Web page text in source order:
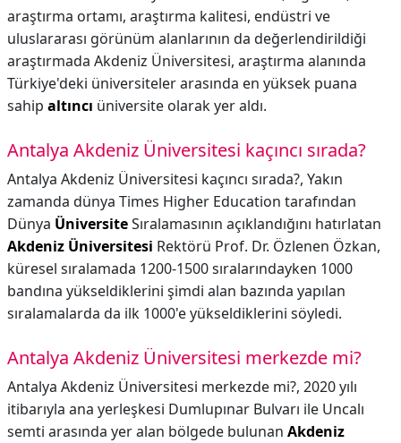
araştırma ortamı, araştırma kalitesi, endüstri ve
uluslararası görünüm alanlarının da değerlendirildiği
araştırmada Akdeniz Üniversitesi, araştırma alanında
Türkiye'deki üniversiteler arasında en yüksek puana
sahip altıncı üniversite olarak yer aldı.
Antalya Akdeniz Üniversitesi kaçıncı sırada?
Antalya Akdeniz Üniversitesi kaçıncı sırada?, Yakın
zamanda dünya Times Higher Education tarafından
Dünya ÜniversiteSıralamasının açıklandığını hatırlatan
Akdeniz Üniversitesi Rektörü Prof. Dr. Özlenen Özkan,
küresel sıralamada 1200-1500 sıralarındayken 1000
bandına yükseldiklerini şimdi alan bazında yapılan
sıralamalarda da ilk 1000'e yükseldiklerini söyledi.
Antalya Akdeniz Üniversitesi merkezde mi?
Antalya Akdeniz Üniversitesi merkezde mi?, 2020 yılı
itibarıyla ana yerleşkesi Dumlupınar Bulvarı ile Uncalı
semti arasında yer alan bölgede bulunan Akdeniz